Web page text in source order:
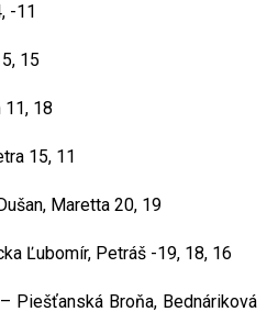
-11
15
18
15, 11
Maretta 20, 19
Ľubomír, Petráš -19, 18, 16
Piešťanská Broňa, Bednáriková